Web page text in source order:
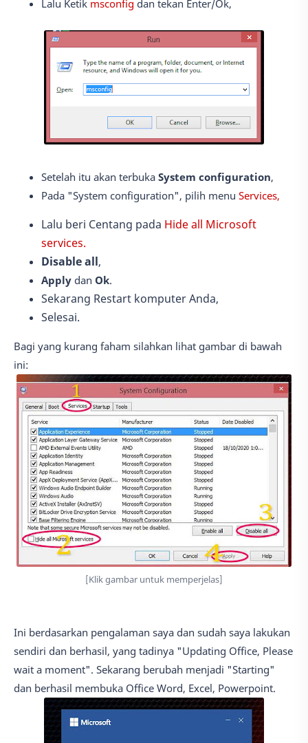
Lalu Ketik msconfig dan tekan Enter/Ok,
Setelah itu akan terbuka System configuration,
Pada "System configuration", pilih menu Services,
Lalu beri Centang pada Hide all Microsoft
services.
Disable all,
Apply dan Ok.
Sekarang Restart komputer Anda,
Selesai.
Bagi yang kurang faham silahkan lihat gambar di bawah
ini:
[Klik gambar untuk memperjelas]
Ini berdasarkan pengalaman saya dan sudah saya lakukan
sendiri dan berhasil, yang tadinya "Updating Office, Please
wait a moment". Sekarang berubah menjadi "Starting"
dan berhasil membuka Office Word, Excel, Powerpoint.